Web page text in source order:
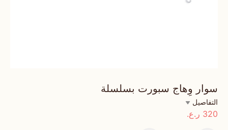
سوار وِهاج سبورت بسلسلة
التفاصيل
320 ر.ع.